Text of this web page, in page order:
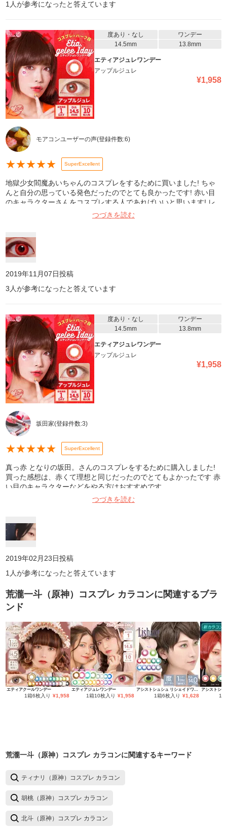
1 人が参考になったと答えています
度あり・なし
ワンデー
14.5mm
13.8mm
エティアジュレワンデー
アップルジュレ
¥1,958
モアコンユーザーの声(登録件数:6)
★★★★★ SuperExcellent
地獄少女閻魔あいちゃんのコスプレをするために買いました! ちゃ
んと自分の思っている発色だったのでとても良かったです! 赤い目
のキャラクターさんをコスプレする人であればいいと思います! レ
ンズの乾燥はあまり感じませんでした。数時間だったからかもしれ
つづきを読む
2019年11月07日投稿
3 人が参考になったと答えています
度あり・なし
ワンデー
14.5mm
13.8mm
エティアジュレワンデー
アップルジュレ
¥1,958
坂田家(登録件数:3)
★★★★★ SuperExcellent
真っ赤 となりの坂田。さんのコスプレをするために購入しました!
買った感想は、赤くて理想と同じだったのでとてもよかったです 赤
い目のキャラクターなどをやる方はおすすめです
つづきを読む
2019年02月23日投稿
1 人が参考になったと答えています
荒瀧一斗（原神）コスプレ カラコンに関連するブラ
ンド
エティアクールワンデー
1箱6枚入り ¥1,958
エティアジュレワンデー
1箱10枚入り ¥1,958
アシストシュシュ リシェイドワンデー
1箱6枚入り ¥1,628 1
荒瀧一斗（原神）コスプレ カラコンに関連するキーワード
ティナリ（原神）コスプレ カラコン
胡桃（原神）コスプレ カラコン
北斗（原神）コスプレ カラコン